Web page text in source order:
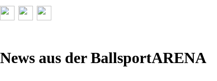
News aus der BallsportARENA